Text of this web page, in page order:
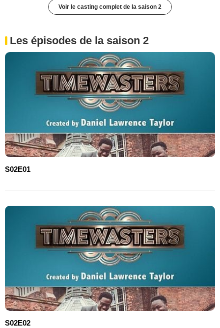
Voir le casting complet de la saison 2
Les épisodes de la saison 2
S02E01
S02E02